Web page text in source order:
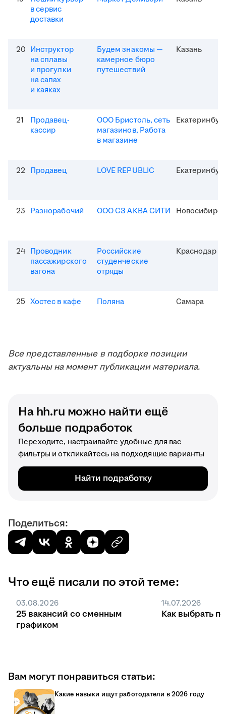
в сервис
доставки
20 Инструктор
на сплавы
и прогулки
на сапах
и каяках
Будем знакомы —
камерное бюро
путешествий
Казань
21
Продавец-
кассир
ООО Бристоль, сеть
магазинов, Работа
в магазине
22 Продавец LOVE REPUBLIC
23 Разнорабочий ООО СЗ АКВА СИТИ Новосибирск
24 Проводник
пассажирского
вагона
Российские
студенческие
отряды
Краснодар
25 Хостес в кафе Поляна Самара
Все представленные в подборке позиции
актуальны на момент публикации материала.
На hh.ru можно найти ещё
больше подработок
Переходите, настраивайте удобные для вас
фильтры и откликайтесь на подходящие варианты
Найти подработку
Поделиться:
Что ещё писали по этой теме:
03.08.2026
25 вакансий со сменным
графиком
14.07.2026
Как выбрать
Вам могут понравиться статьи:
Какие навыки ищут работодатели в 2026 году